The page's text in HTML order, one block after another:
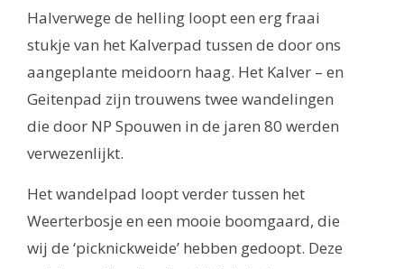
Halverwege de helling loopt een erg fraai
stukje van het Kalverpad tussen de door ons
aangeplante meidoorn haag. Het Kalver – en
Geitenpad zijn trouwens twee wandelingen
die door NP Spouwen in de jaren 80 werden
verwezenlijkt.
Het wandelpad loopt verder tussen het
Weerterbosje en een mooie boomgaard, die
wij de ‘picknickweide’ hebben gedoopt. Deze